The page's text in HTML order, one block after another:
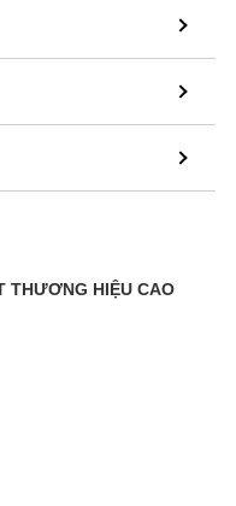
THƯƠNG HIỆU CAO